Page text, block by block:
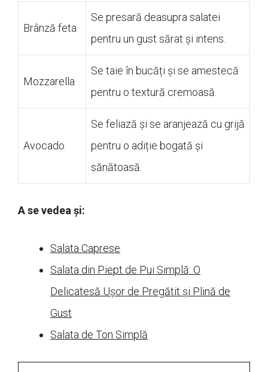
Brânză feta
Se presară deasupra salatei
pentru un gust sărat și intens.
Mozzarella
Se taie în bucăți și se amestecă
pentru o textură cremoasă.
Avocado
Se feliază și se aranjează cu grijă
pentru o adiție bogată și
sănătoasă.
A se vedea și:
Salata Caprese
Salata din Piept de Pui Simplă: O
Delicatesă Ușor de Pregătit și Plină de
Gust
Salata de Ton Simplă